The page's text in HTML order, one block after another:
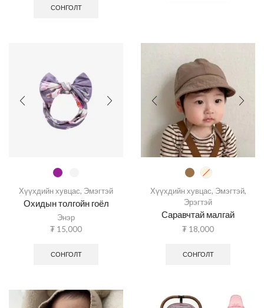
СОНГОЛТ
Хүүхдийн хувцас, Эмэгтэй
Охидын толгойн гоёл
Энэр
₮ 15,000
СОНГОЛТ
Хүүхдийн хувцас, Эмэгтэй,
Эрэгтэй
Саравчтай малгай
₮ 18,000
СОНГОЛТ